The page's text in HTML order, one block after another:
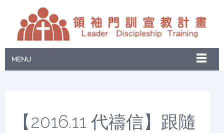
MENU
【2016.11 代禱信】跟隨